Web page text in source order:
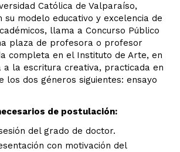
Católica de Valparaíso,
su modelo educativo y excelencia de
llama a Concurso Público
plaza de profesora o profesor
completa en el Instituto de Arte, en
a la escritura creativa, practicada en
los dos géneros siguientes: ensayo
de postulación:
del grado de doctor.
con motivación del